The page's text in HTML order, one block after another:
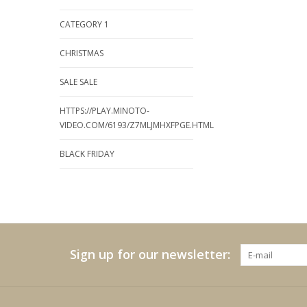
CATEGORY 1
CHRISTMAS
SALE SALE
HTTPS://PLAY.MINOTO-
VIDEO.COM/6193/Z7MLJMHXFPGE.HTML
BLACK FRIDAY
Sign up for our newsletter: